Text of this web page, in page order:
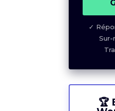
✓
Sur-
🏆
🏆
ans